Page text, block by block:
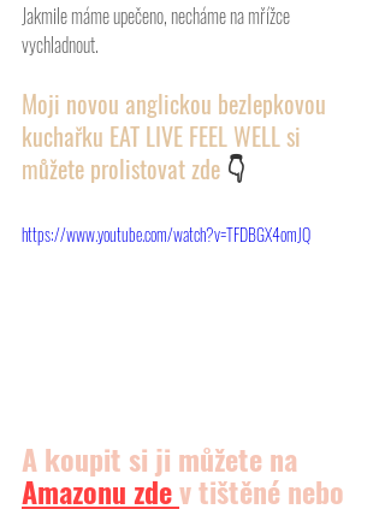
Jakmile máme upečeno, necháme na mřížce
vychladnout.
Moji novou anglickou bezlepkovou
kuchařku EAT LIVE FEEL WELL si
můžete prolistovat zde 👇
https://www.youtube.com/watch?v=TFDBGX4omJQ
A koupit si ji můžete na
Amazonu zde v tištěné nebo